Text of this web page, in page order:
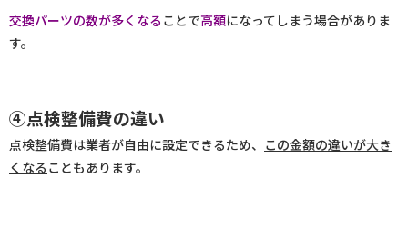
交換パーツの数が多くなる ことで高額になってしまう場合がありま
す。
④点検整備費の違い
点検整備費は業者が自由に設定できるため、 この金額の違いが大き
くなる こともあります。